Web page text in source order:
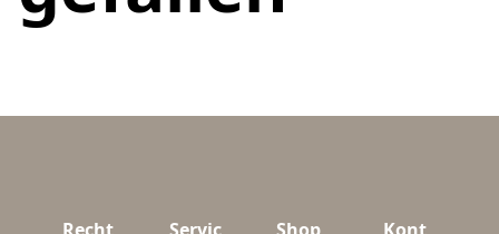
Recht
Servic
Shop
Kont